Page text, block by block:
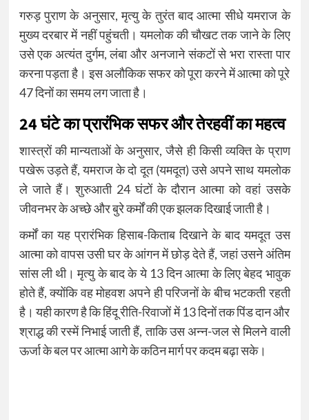
गरुड़ पुराण के अनुसार, मृत्यु के तुरंत बाद आत्मा सीधे यमराज के
मुख्य दरबार में नहीं पहुंचती। यमलोक की चौखट तक जाने के लिए
उसे एक अत्यंत दुर्गम, लंबा और अनजाने संकटों से भरा रास्ता पार
करना पड़ता है। इस अलौकिक सफर को पूरा करने में आत्मा को पूरे
47 दिनों का समय लग जाता है।
24 घंटे का प्रारंभिक सफर और तेरहवीं का महत्व
शास्त्रों की मान्यताओं के अनुसार, जैसे ही किसी व्यक्ति के प्राण
पखेरू उड़ते हैं, यमराज के दो दूत (यमदूत) उसे अपने साथ यमलोक
ले जाते हैं। शुरुआती 24 घंटों के दौरान आत्मा को वहां उसके
जीवनभर के अच्छे और बुरे कर्मों की एक झलक दिखाई जाती है।
कर्मों का यह प्रारंभिक हिसाब-किताब दिखाने के बाद यमदूत उस
आत्मा को वापस उसी घर के आंगन में छोड़ देते हैं, जहां उसने अंतिम
सांस ली थी। मृत्यु के बाद के ये 13 दिन आत्मा के लिए बेहद भावुक
होते हैं, क्योंकि वह मोहवश अपने ही परिजनों के बीच भटकती रहती
है। यही कारण है कि हिंदू रीति-रिवाजों में 13 दिनों तक पिंड दान और
श्राद्ध की रस्में निभाई जाती हैं, ताकि उस अन्न-जल से मिलने वाली
ऊर्जा के बल पर आत्मा आगे के कठिन मार्ग पर कदम बढ़ा सके।